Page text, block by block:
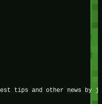
tips and other news by